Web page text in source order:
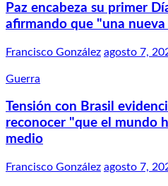
Paz encabeza su primer
afirmando que "una
Francisco González agosto 7,
Guerra
Tensión con Brasil
reconocer "que el mundo
medio
Francisco González agosto 7,